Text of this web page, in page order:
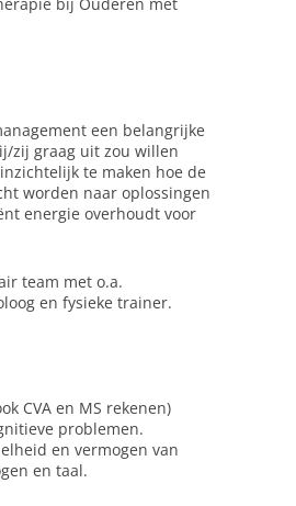
een belangrijke
zij graag uit zou willen
te maken hoe de
worden naar oplossingen
energie overhoudt voor
team met o.a.
en fysieke trainer.
CVA en MS rekenen)
problemen.
en vermogen van
en taal.